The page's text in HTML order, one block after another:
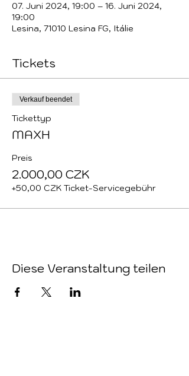
07. Juni 2024, 19:00 – 16. Juni 2024,
19:00
Lesina, 71010 Lesina FG, Itálie
Tickets
Verkauf beendet
Tickettyp
MAXH
Preis
2.000,00 CZK
+50,00 CZK Ticket-Servicegebühr
Diese Veranstaltung teilen